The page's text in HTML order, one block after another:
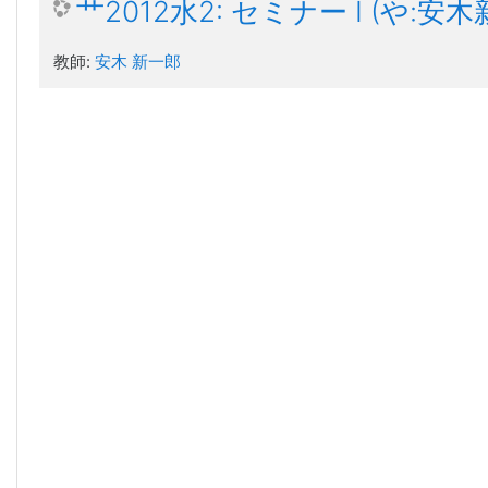
艹2012水2: セミナー I (や:安木
教師: 安木 新一郎